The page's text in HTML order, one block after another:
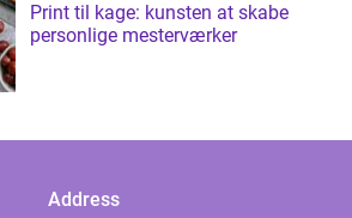
Print til kage: kunsten at skabe
personlige mesterværker
Address